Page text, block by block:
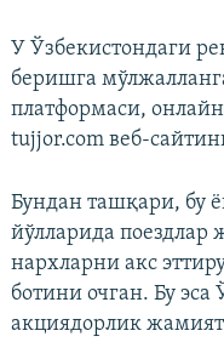
У Ўзбекистондаги
беришга
платформаси,
tujjor.com веб-
Бундан ташқари, бу
йўлларида поездлар
нархларни акс
ботини очган. Бу
акциядорлик